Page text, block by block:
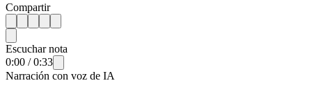
Compartir
Escuchar nota
0:00 /0:33
Narración con voz de IA